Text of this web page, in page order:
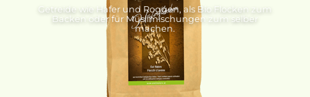
Getreide wie Hafer und Roggen, als Bio Flocken zum
Backen oder für Müslimischungen zum selber
machen.